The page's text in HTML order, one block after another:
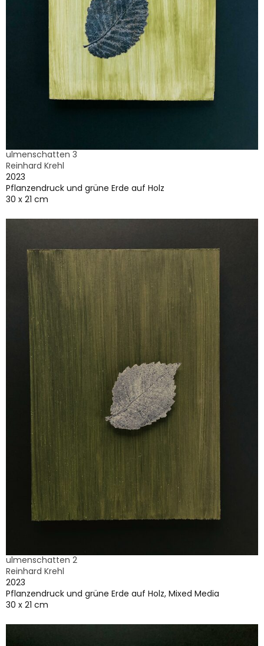
ulmenschatten 3
Reinhard Krehl
2023
Pflanzendruck und grüne Erde auf Holz
30 x 21 cm
ulmenschatten 2
Reinhard Krehl
2023
Pflanzendruck und grüne Erde auf Holz, Mixed Media
30 x 21 cm